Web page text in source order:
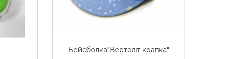
Бейсболка"Вертоліт крапка"